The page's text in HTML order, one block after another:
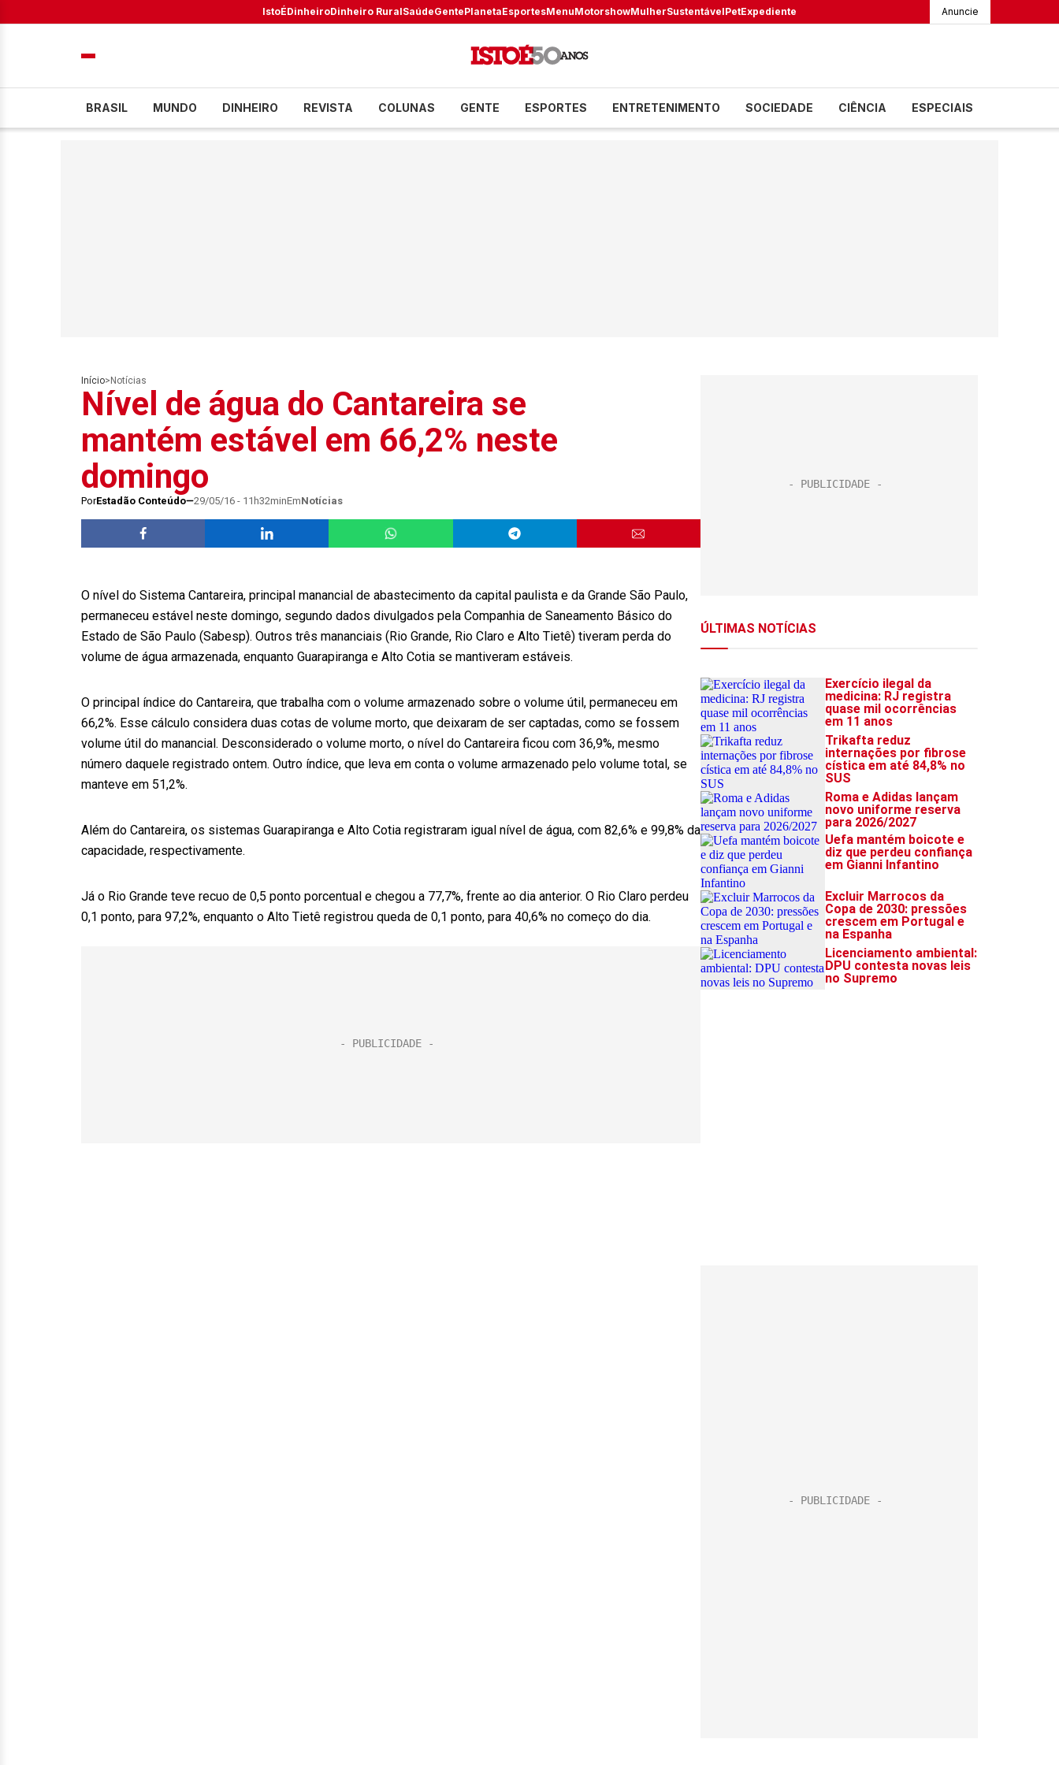
IstoÉDinheiroDinheiro RuralSaúdeGentePlanetaEsportesMenuMotorshowMulherSustentávelPetExpediente Anuncie
BRASIL MUNDO DINHEIRO REVISTA COLUNAS GENTE ESPORTES ENTRETENIMENTO SOCIEDADE CIÊNCIA ESPECIAIS
Início> Notícias
Nível de água do Cantareira se
mantém estável em 66,2% neste
domingo
PorEstadão Conteúdo 29/05/16 - 11h32minEmNotícias
O nível do Sistema Cantareira, principal manancial de abastecimento da capital paulista e da Grande São Paulo,
permaneceu estável neste domingo, segundo dados divulgados pela Companhia de Saneamento Básico do
Estado de São Paulo (Sabesp). Outros três mananciais (Rio Grande, Rio Claro e Alto Tietê) tiveram perda do
volume de água armazenada, enquanto Guarapiranga e Alto Cotia se mantiveram estáveis.
O principal índice do Cantareira, que trabalha com o volume armazenado sobre o volume útil, permaneceu em
66,2%. Esse cálculo considera duas cotas de volume morto, que deixaram de ser captadas, como se fossem
volume útil do manancial. Desconsiderado o volume morto, o nível do Cantareira ficou com 36,9%, mesmo
número daquele registrado ontem. Outro índice, que leva em conta o volume armazenado pelo volume total, se
manteve em 51,2%.
Além do Cantareira, os sistemas Guarapiranga e Alto Cotia registraram igual nível de água, com 82,6% e 99,8% da
capacidade, respectivamente.
Já o Rio Grande teve recuo de 0,5 ponto porcentual e chegou a 77,7%, frente ao dia anterior. O Rio Claro perdeu
0,1 ponto, para 97,2%, enquanto o Alto Tietê registrou queda de 0,1 ponto, para 40,6% no começo do dia.